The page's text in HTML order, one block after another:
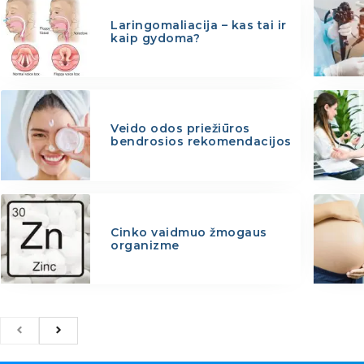
Laringomaliacija – kas tai ir
kaip gydoma?
Veido odos priežiūros
bendrosios rekomendacijos
Cinko vaidmuo žmogaus
organizme